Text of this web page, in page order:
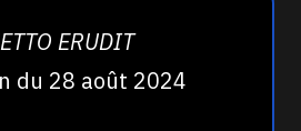
ERUDIT
du 28 août 2024